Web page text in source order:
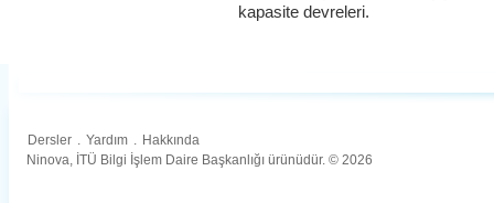
kapasite devreleri.
Dersler . Yardım . Hakkında
Ninova, İTÜ Bilgi İşlem Daire Başkanlığı ürünüdür. © 2026